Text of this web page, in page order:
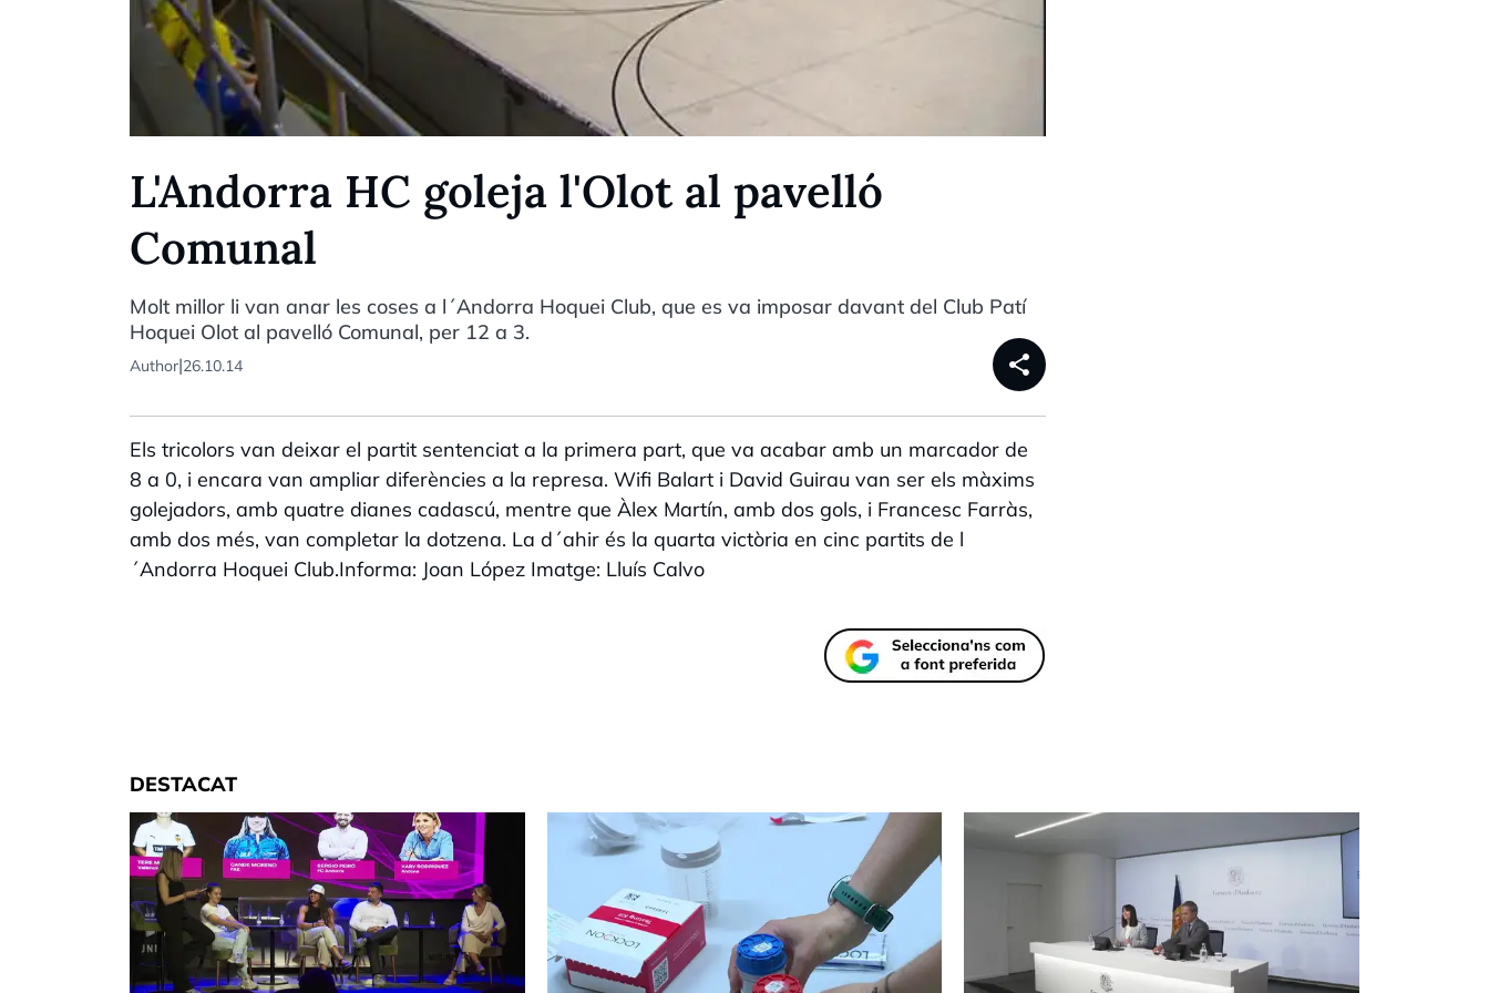
L'Andorra HC goleja l'Olot al pavelló
Comunal
Molt millor li van anar les coses a l´Andorra Hoquei Club, que es va imposar davant del Club Patí
Hoquei Olot al pavelló Comunal, per 12 a 3.
Author|26.10.14 share
Els tricolors van deixar el partit sentenciat a la primera part, que va acabar amb un marcador de
8 a 0, i encara van ampliar diferències a la represa. Wifi Balart i David Guirau van ser els màxims
golejadors, amb quatre dianes cadascú, mentre que Àlex Martín, amb dos gols, i Francesc Farràs,
amb dos més, van completar la dotzena. La d´ahir és la quarta victòria en cinc partits de l
´Andorra Hoquei Club.Informa: Joan López Imatge: Lluís Calvo
DESTACAT